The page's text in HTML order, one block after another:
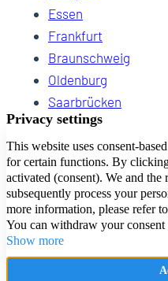
Essen
Frankfurt
Braunschweig
Oldenburg
Saarbrücken
Hannover
Dresden
Wuppertal
HomeCompany eG